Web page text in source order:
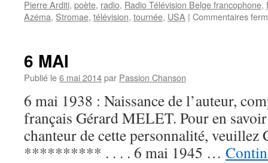
Pierre Arditi, poète, radio, Radio Télévision Belge francophone,
Azéma, Stromae, télévision, tournée, USA | Commentaires
6 MAI
Publié le6 mai 2014par Passion Chanson
6 mai 1938 : Naissance de l’auteur,
français Gérard MELET. Pour en
chanteur de cette personnalité,
********** . . . . 6 mai 1945 …